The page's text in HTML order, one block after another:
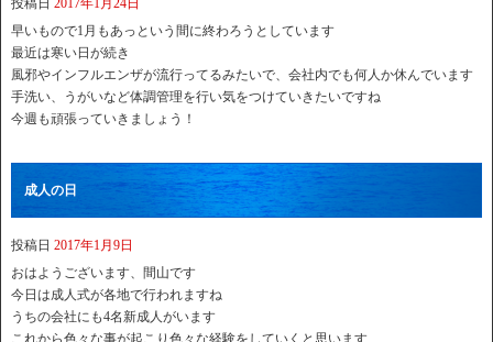
投稿日 2017年1月24日
早いもので1月もあっという間に終わろうとしています
最近は寒い日が続き
風邪やインフルエンザが流行ってるみたいで、会社内でも何人か休んでいます
手洗い、うがいなど体調管理を行い気をつけていきたいですね
今週も頑張っていきましょう！
成人の日
投稿日 2017年1月9日
おはようございます、間山です
今日は成人式が各地で行われますね
うちの会社にも4名新成人がいます
これから色々な事が起こり色々な経験をしていくと思います